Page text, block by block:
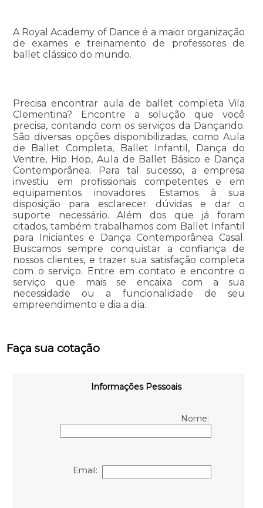
A Royal Academy of Dance é a maior organização
de exames e treinamento de professores de
ballet clássico do mundo.
Precisa encontrar aula de ballet completa Vila
Clementina? Encontre a solução que você
precisa, contando com os serviços da Dançando.
São diversas opções disponibilizadas, como Aula
de Ballet Completa, Ballet Infantil, Dança do
Ventre, Hip Hop, Aula de Ballet Básico e Dança
Contemporânea. Para tal sucesso, a empresa
investiu em profissionais competentes e em
equipamentos inovadores. Estamos à sua
disposição para esclarecer dúvidas e dar o
suporte necessário. Além dos que já foram
citados, também trabalhamos com Ballet Infantil
para Iniciantes e Dança Contemporânea Casal.
Buscamos sempre conquistar a confiança de
nossos clientes, e trazer sua satisfação completa
com o serviço. Entre em contato e encontre o
serviço que mais se encaixa com a sua
necessidade ou a funcionalidade de seu
empreendimento e dia a dia.
Faça sua cotação
Informações Pessoais
Nome:
Email: